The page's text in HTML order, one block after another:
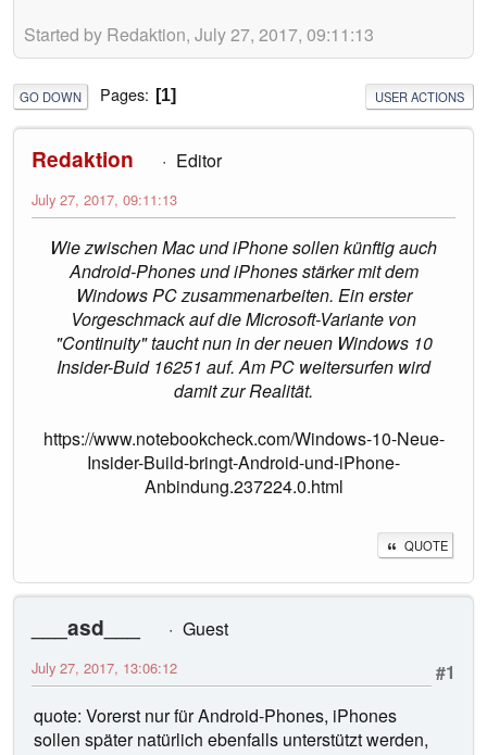
Started by Redaktion, July 27, 2017, 09:11:13
GO DOWN Pages 1 USER ACTIONS
Redaktion Editor
July 27, 2017, 09:11:13
Wie zwischen Mac und iPhone sollen künftig auch
Android-Phones und iPhones stärker mit dem
Windows PC zusammenarbeiten. Ein erster
Vorgeschmack auf die Microsoft-Variante von
"Continuity" taucht nun in der neuen Windows 10
Insider-Buid 16251 auf. Am PC weitersurfen wird
damit zur Realität.
https://www.notebookcheck.com/Windows-10-Neue-
Insider-Build-bringt-Android-und-iPhone-
Anbindung.237224.0.html
QUOTE
___asd___
Guest
#1
July 27, 2017, 13:06:12
quote: Vorerst nur für Android-Phones, iPhones
sollen später natürlich ebenfalls unterstützt werden,